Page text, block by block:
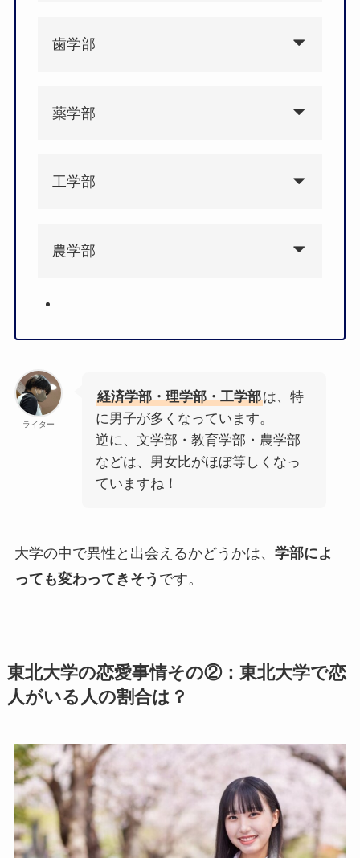
歯学部
薬学部
工学部
農学部
ライター
経済学部・理学部・工学部は、特
に男子が多くなっています。
逆に、文学部・教育学部・農学部
などは、男女比がほぼ等しくなっ
ていますね！
大学の中で異性と出会えるかどうかは、 学部によ
っても変わってきそう です。
東北大学の恋愛事情その②：東北大学で恋
人がいる人の割合は？